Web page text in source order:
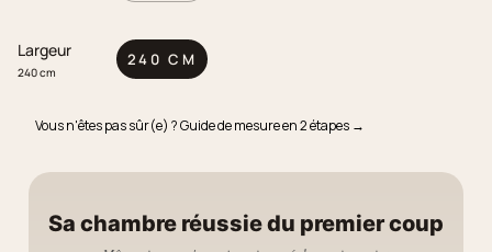
Largeur
240 cm
240 CM
Vous n'êtes pas sûr(e) ? Guide de mesure en 2 étapes →
Sa chambre réussie du premier coup